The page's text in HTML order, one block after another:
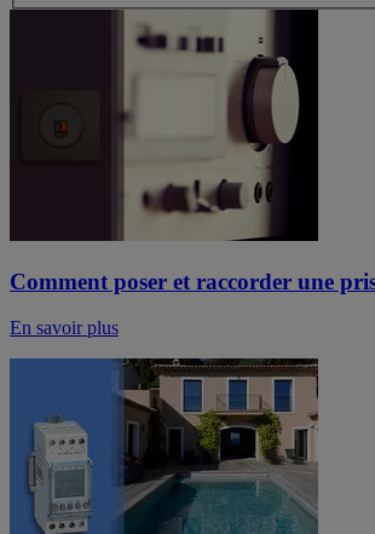
Comment poser et raccorder une
En savoir plus